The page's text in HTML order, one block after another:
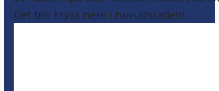
Det blir kryss nere i huvudstaden!